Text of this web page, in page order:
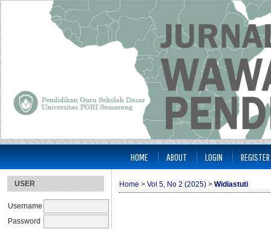
USER
Username
Password
HOME ABOUT LOGIN REGISTER
Home > Vol 5, No 2 (2025) > Widiastuti